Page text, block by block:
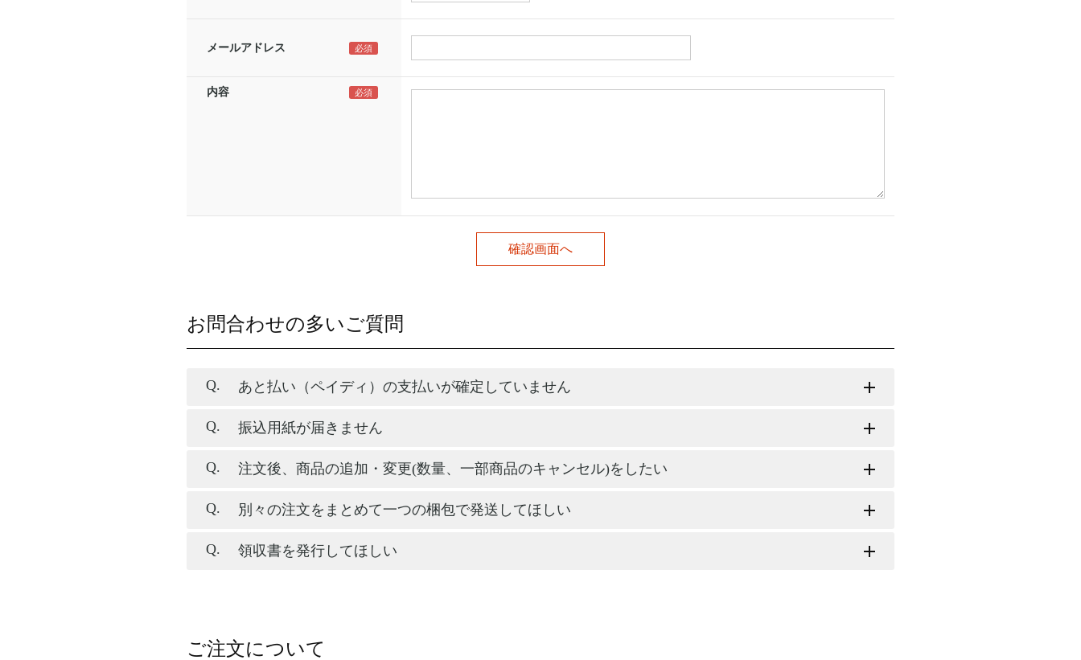
メールアドレス
内容
お問合わせの多いご質問
あと払い（ペイディ）の支払いが確定していません
振込用紙が届きません
注文後、商品の追加・変更(数量、一部商品のキャンセル)をしたい
別々の注文をまとめて一つの梱包で発送してほしい
領収書を発行してほしい
ご注文について